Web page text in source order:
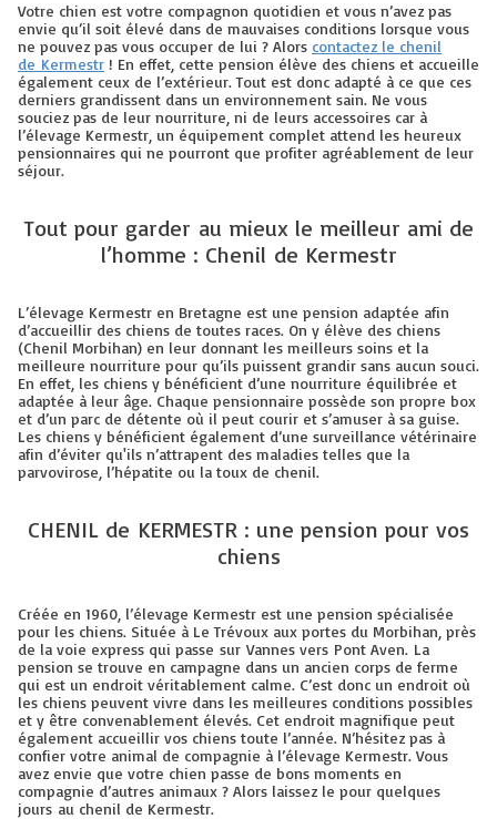
Votre chien est votre compagnon quotidien et vous n’avez pas
envie qu’il soit élevé dans de mauvaises conditions lorsque vous
ne pouvez pas vous occuper de lui ? Alors contactez le chenil
de Kermestr ! En effet, cette pension élève des chiens et accueille
également ceux de l’extérieur. Tout est donc adapté à ce que ces
derniers grandissent dans un environnement sain. Ne vous
souciez pas de leur nourriture, ni de leurs accessoires car à
l’élevage Kermestr, un équipement complet attend les heureux
pensionnaires qui ne pourront que profiter agréablement de leur
séjour.
Tout pour garder au mieux le meilleur ami de
l’homme : Chenil de Kermestr
L’élevage Kermestr en Bretagne est une pension adaptée afin
d’accueillir des chiens de toutes races. On y élève des chiens
(Chenil Morbihan) en leur donnant les meilleurs soins et la
meilleure nourriture pour qu’ils puissent grandir sans aucun souci.
En effet, les chiens y bénéficient d’une nourriture équilibrée et
adaptée à leur âge. Chaque pensionnaire possède son propre box
et d’un parc de détente où il peut courir et s’amuser à sa guise.
Les chiens y bénéficient également d’une surveillance vétérinaire
afin d’éviter qu'ils n’attrapent des maladies telles que la
parvovirose, l’hépatite ou la toux de chenil.
CHENIL de KERMESTR : une pension pour vos
chiens
Créée en 1960, l’élevage Kermestr est une pension spécialisée
pour les chiens. Située à Le Trévoux aux portes du Morbihan, près
de la voie express qui passe sur Vannes vers Pont Aven. La
pension se trouve en campagne dans un ancien corps de ferme
qui est un endroit véritablement calme. C’est donc un endroit où
les chiens peuvent vivre dans les meilleures conditions possibles
et y être convenablement élevés. Cet endroit magnifique peut
également accueillir vos chiens toute l’année. N’hésitez pas à
confier votre animal de compagnie à l’élevage Kermestr. Vous
avez envie que votre chien passe de bons moments en
compagnie d’autres animaux ? Alors laissez le pour quelques
jours au chenil de Kermestr.